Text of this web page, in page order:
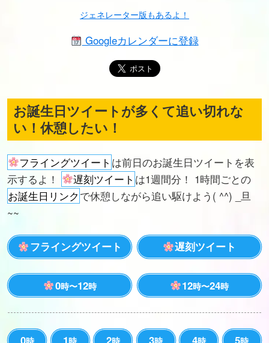
ジェネレーター版もあるよ！
Googleカレンダーに登録
お誕生日ツイートが多くて追い切れな
い！休憩したい！
フライングツイート は前日のお誕生日ツイートを表
示するよ！
遅刻ツイート は1週間分！ 1時間ごとの
お誕生日リンク で休憩しながら追い駆けよう( ^^) _旦
~~
フライングツイート 遅刻ツイート
0時〜12時 12時〜24時